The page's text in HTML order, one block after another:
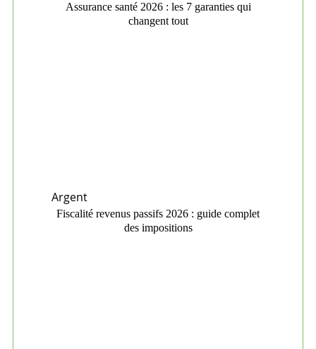
Assurance santé 2026 : les 7 garanties qui
changent tout
Argent
Fiscalité revenus passifs 2026 : guide complet
des impositions